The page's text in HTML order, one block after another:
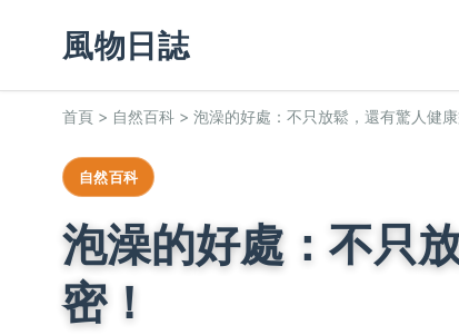
風物日誌
首頁 > 自然百科 > 泡澡的好處：不只放鬆，還有驚人健康
自然百科
泡澡的好處：不只
密！